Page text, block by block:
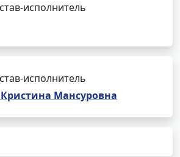
исполнитель
исполнитель
Мансуровна